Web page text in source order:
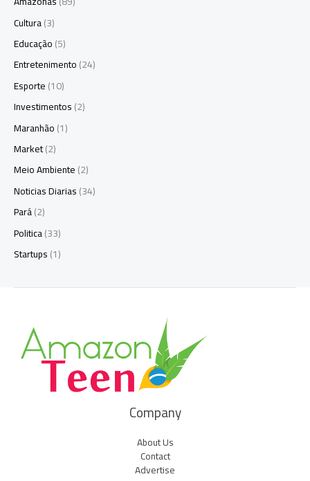
Cultura(3)
Educação(5)
Entretenimento(24)
Esporte(10)
Investimentos(2)
Maranhão(1)
Market(2)
Meio Ambiente(2)
Noticias Diarias(34)
Pará(2)
Politica(33)
Startups(1)
Company
About Us
Contact
Advertise